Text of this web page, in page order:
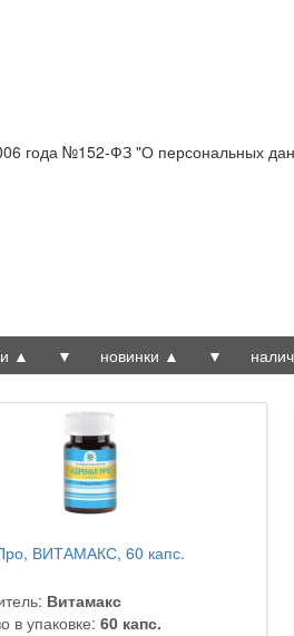
года №152-ФЗ "О персональных
▲ ▼ новинки ▲ ▼
ВИТАМАКС, 60 капс.
Витамакс
в упаковке: 60 капс.